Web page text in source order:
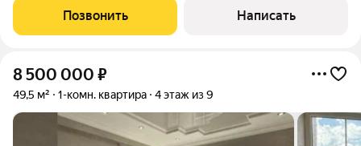
техникой. Планировка : просторная кухня, спальня, с
панорамным остеклением , в
Позвонить Написать
8 500 000 ₽
49,5 м² 1-комн. квартира 4 этаж из 9